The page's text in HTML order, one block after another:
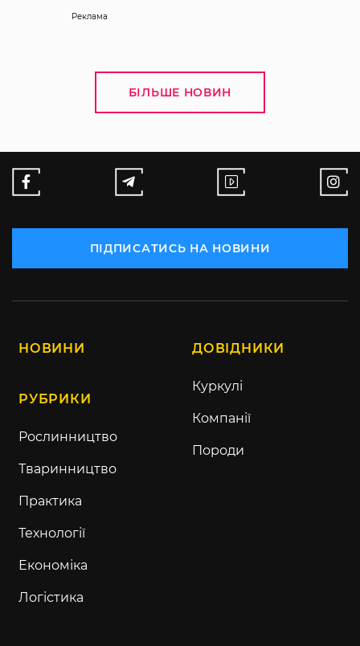
Реклама
БІЛЬШЕ НОВИН
ПІДПИСАТИСЬ НА НОВИНИ
НОВИНИ
РУБРИКИ
Рослинництво
Тваринництво
Практика
Технології
Економіка
Логістика
ДОВІДНИКИ
Куркулі
Компанії
Породи